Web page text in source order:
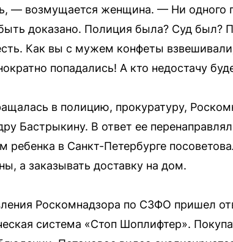
— возмущается женщина. — Ни одного
доказано. Полиция была? Суд был?
Как вы с мужем конфеты
попадались! А кто недостачу
в полицию, прокуратуру,
Бастрыкину. В ответ ее
ребенка в Санкт-Петербурге
а заказывать доставку на дом.
Роскомнадзора по СЗФО пришел
система «Стоп Шоплифтер».